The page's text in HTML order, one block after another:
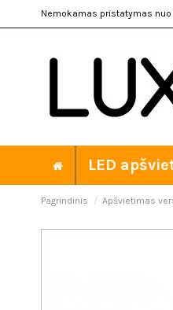
Nemokamas pristatymas nuo
LED
Pagrindinis Apšvietimas